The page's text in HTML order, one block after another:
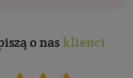
o nas klienci